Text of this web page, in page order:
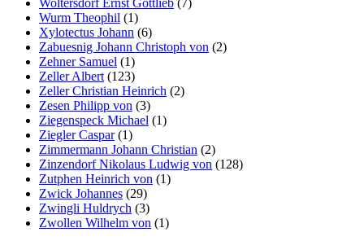
Wurm Theophil (1)
Xylotectus Johann (6)
Zabuesnig Johann Christoph von (2)
Zehner Samuel (1)
Zeller Albert (123)
Zeller Christian Heinrich (2)
Zesen Philipp von (3)
Ziegenspeck Michael (1)
Ziegler Caspar(1)
Zimmermann Johann Christian (2)
Zinzendorf Nikolaus Ludwig von (128)
Zutphen Heinrich von (1)
Zwick Johannes (29)
Zwingli Huldrych (3)
Zwollen Wilhelm von (1)